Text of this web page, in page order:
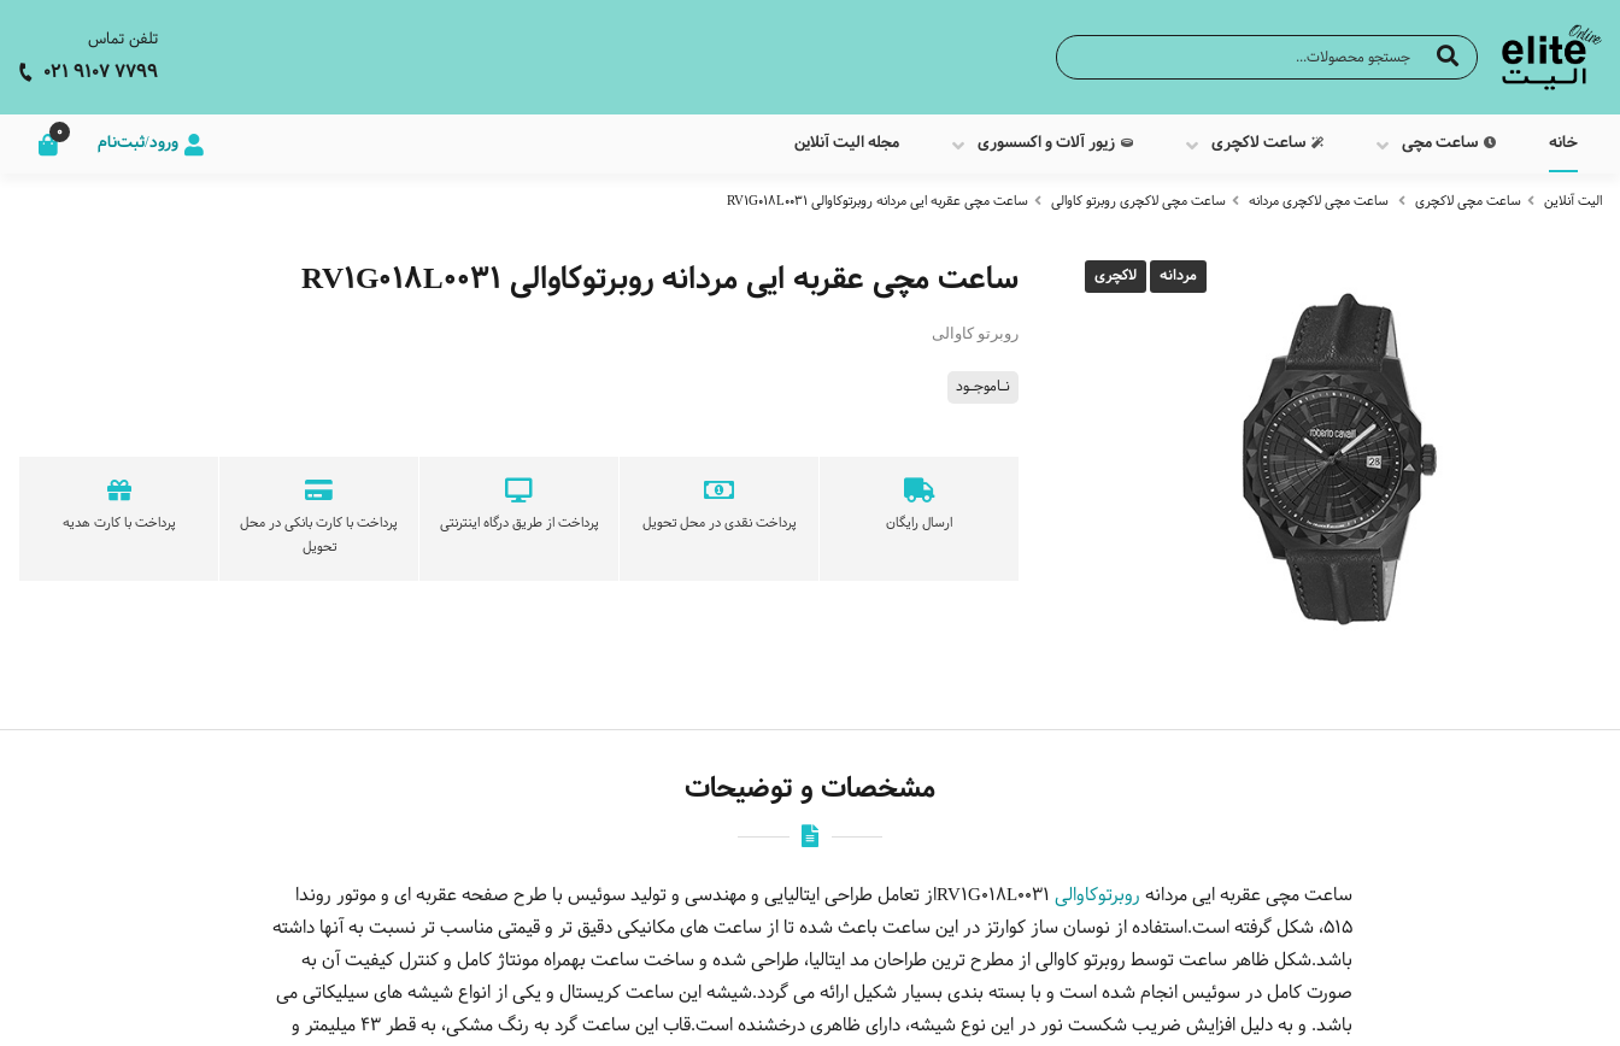
تلفن تماس
021 9107 7799
خانه ساعت مچی ساعت لاکچری زیور آلات و اکسسوری مجله الیت آنلاین ورود/ثبت‌نام 0
الیت آنلاین ساعت مچی لاکچری ساعت مچی لاکچری مردانه ساعت مچی لاکچری روبرتو کاوالی ساعت مچی عقربه ایی مردانه روبرتوکاوالی RV1G018L0031
مردانه لاکچری ساعت مچی عقربه ایی مردانه روبرتوکاوالی RV1G018L0031
روبرتو کاوالی
نـاموجـود
ارسال رایگان پرداخت نقدی در محل تحویل پرداخت از طریق درگاه اینترنتی
پرداخت با کارت بانکی در محل
تحویل
پرداخت با کارت هدیه
مشخصات و توضیحات
ساعت مچی عقربه ایی مردانه روبرتوکاوالی
RV1G018L0031از تعامل طراحی ایتالیایی و مهندسی و تولید سوئیس با طرح صفحه عقربه ای و موتور روندا
515، شکل گرفته است.استفاده از نوسان ساز کوارتز در این ساعت باعث شده تا از ساعت های مکانیکی دقیق تر و قیمتی مناسب تر نسبت به آنها داشته
باشد.شکل ظاهر ساعت توسط روبرتو کاوالی از مطرح ترین طراحان مد ایتالیا، طراحی شده و ساخت ساعت بهمراه مونتاژ کامل و کنترل کیفیت آن به
صورت کامل در سوئیس انجام شده است و با بسته بندی بسیار شکیل ارائه می گردد.شیشه این ساعت کریستال و یکی از انواع شیشه های سیلیکاتی می
باشد. و به دلیل افزایش ضریب شکست نور در این نوع شیشه، دارای ظاهری درخشنده است.قاب این ساعت گرد به رنگ مشکی، به قطر 43 میلیمتر و